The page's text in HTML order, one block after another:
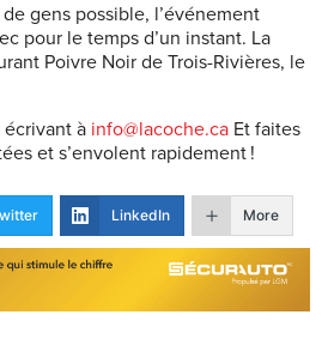
gens possible, l’événement
pour le temps d’un instant. La
Poivre Noir de Trois-Rivières, le
à info@lacoche.ca Et faites
et s’envolent rapidement !
LinkedIn More